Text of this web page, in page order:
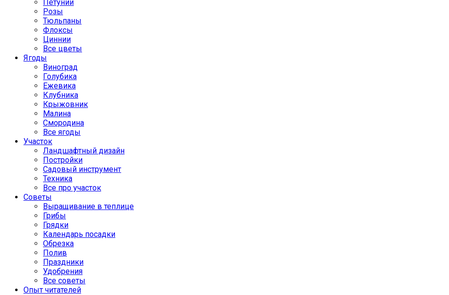
Петунии
Розы
Тюльпаны
Флоксы
Циннии
Все цветы
Ягоды
Виноград
Голубика
Ежевика
Клубника
Крыжовник
Малина
Смородина
Все ягоды
Участок
Ландшафтный дизайн
Постройки
Садовый инструмент
Техника
Все про участок
Советы
Выращивание в теплице
Грибы
Грядки
Календарь посадки
Обрезка
Полив
Праздники
Удобрения
Все советы
Опыт читателей